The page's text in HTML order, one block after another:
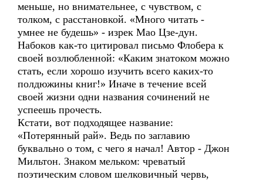
меньше, но внимательнее, с чувством, с
толком, с расстановкой. «Много читать -
умнее не будешь» - изрек Мао Цзе-дун.
Набоков как-то цитировал письмо Флобера к
своей возлюбленной: «Каким знатоком можно
стать, если хорошо изучить всего каких-то
полдюжины книг!» Иначе в течение всей
своей жизни одни названия сочинений не
успеешь прочесть.
Кстати, вот подходящее название:
«Потерянный рай». Ведь по заглавию
буквально о том, с чего я начал! Автор - Джон
Мильтон. Знаком мельком: чреватый
поэтическим словом шелковичный червь,